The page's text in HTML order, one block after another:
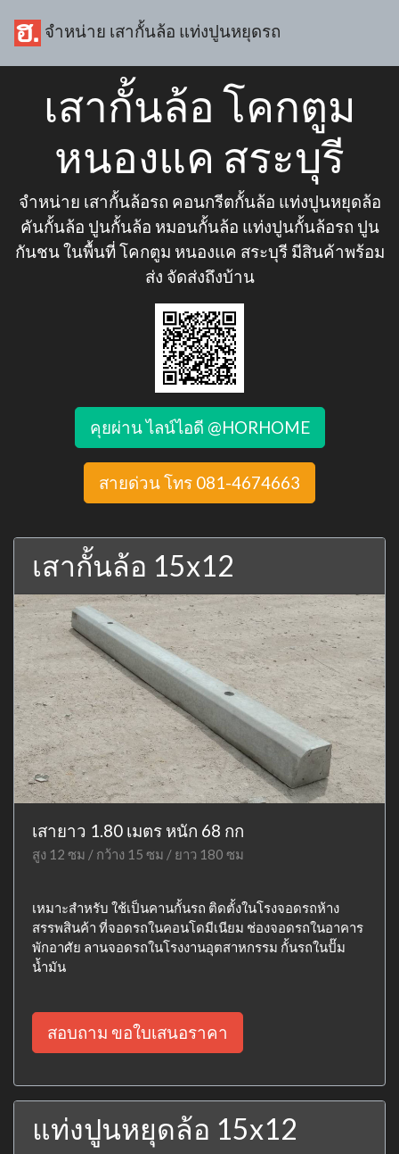
จำหน่าย เสากั้นล้อ แท่งปูนหยุดรถ
เสากั้นล้อ โคกตูม
หนองแค สระบุรี
จำหน่าย เสากั้นล้อรถ คอนกรีตกั้นล้อ แท่งปูนหยุดล้อ
คันกั้นล้อ ปูนกั้นล้อ หมอนกั้นล้อ แท่งปูนกั้นล้อรถ ปูน
กันชน ในพื้นที่ โคกตูม หนองแค สระบุรี มีสินค้าพร้อม
ส่ง จัดส่งถึงบ้าน
คุยผ่าน ไลน์ไอดี @HORHOME
สายด่วน โทร 081-4674663
เสากั้นล้อ 15x12
เสายาว 1.80 เมตร หนัก 68 กก
สูง 12 ซม / กว้าง 15 ซม / ยาว 180 ซม
เหมาะสำหรับ ใช้เป็นคานกั้นรถ ติดตั้งในโรงจอดรถห้าง
สรรพสินค้า ที่จอดรถในคอนโดมีเนียม ช่องจอดรถในอาคาร
พักอาศัย ลานจอดรถในโรงงานอุตสาหกรรม กั้นรถในปั๊ม
น้ำมัน
สอบถาม ขอใบเสนอราคา
แท่งปูนหยุดล้อ 15x12